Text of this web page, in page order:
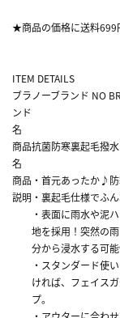
★商品の価格に送料699
ITEM DETAILS
ブラ
ンド
名
ノーブランド NO
商品
名
抗菌防寒裏起毛撥
商品
説明
・首元あったか♪
・裏起毛仕様でふ
・表面に雨水や泥
地を採用！突然の
分から浸水する可能
・スタンダード使
ければ、フェイス
プ。